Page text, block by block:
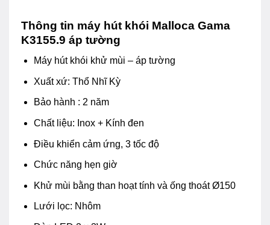
Thông tin máy hút khói Malloca Gama
K3155.9 áp tường
Máy hút khói khử mùi – áp tường
Xuất xứ: Thổ Nhĩ Kỳ
Bảo hành : 2 năm
Chất liệu: Inox + Kính đen
Điều khiển cảm ứng, 3 tốc độ
Chức năng hẹn giờ
Khử mùi bằng than hoạt tính và ống thoát Ø150
Lưới lọc: Nhôm